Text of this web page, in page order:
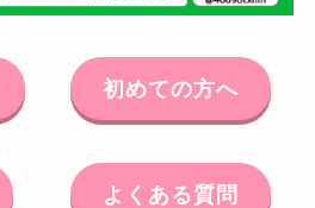
初めての方へ
よくある質問